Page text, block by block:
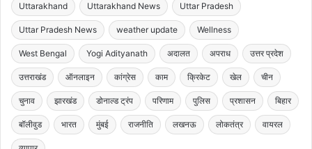
Uttarakhand Uttarakhand News Uttar Pradesh
Uttar Pradesh News weather update Wellness
West Bengal Yogi Adityanath अदालत अपराध उत्तर प्रदेश
उत्तराखंड ऑनलाइन कांग्रेस काम क्रिकेट खेल चीन
चुनाव झारखंड डोनाल्ड ट्रंप परिणाम पुलिस प्रशासन बिहार
बॉलीवुड भारत मुंबई राजनीति लखनऊ लोकतंत्र वायरल